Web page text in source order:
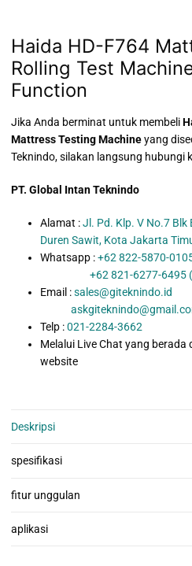
Haida HD-F764
Rolling Test
Function
Jika Anda berminat untuk membeli
Mattress Testing Machineyang
Teknindo, silakan langsung hubungi
PT. Global Intan Teknindo
Alamat :Jl. Pd. Klp. V No.7 Blk
Duren Sawit, Kota Jakarta
Whatsapp :+62 822-5870-
+62 821-6277-6495
Email :sales@giteknindo.id
Telp :021-2284-3662
Melalui Live Chat yang
website
Deskripsi
spesifikasi
fitur unggulan
aplikasi